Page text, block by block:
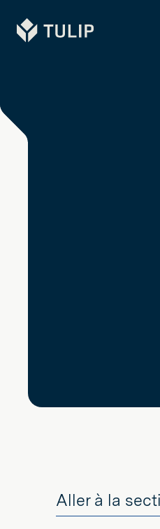
Tulip
Aller à la